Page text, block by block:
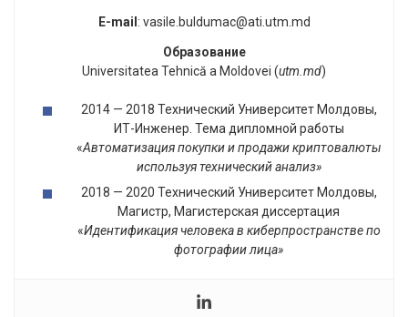
E-mail : vasile.buldumac@ati.utm.md
Образование
Universitatea Tehnică a Moldovei (utm.md)
2014 — 2018 Технический Университет Молдовы,
ИТ-Инженер. Тема дипломной работы
«Автоматизация покупки и продажи криптовалюты
используя технический анализ»
2018 — 2020 Технический Университет Молдовы,
Магистр, Магистерская диссертация
«Идентификация человека в киберпространстве по
фотографии лица»